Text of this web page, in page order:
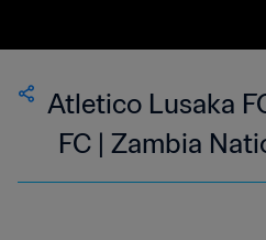
Atletico Lusaka
FC | Zambia